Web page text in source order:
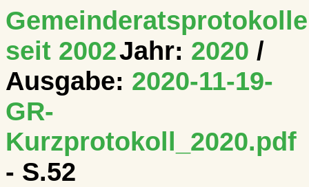
Gemeinderatsprotokolle
seit 2002Jahr: 2020 /
Ausgabe: 2020-11-19-
GR-
Kurzprotokoll_2020.pdf
- S.52